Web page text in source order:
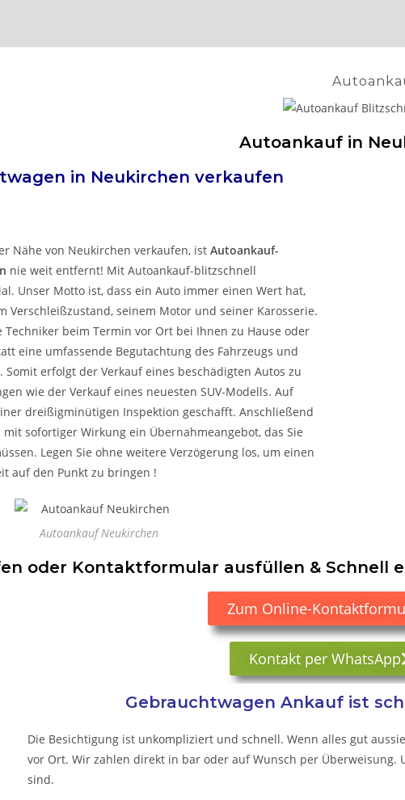
Autoankauf in
in Neukirchen verkaufen
Nähe von Neukirchen verkaufen, ist Autoankauf-
nie weit entfernt! Mit Autoankauf-blitzschnell
Unser Motto ist, dass ein Auto immer einen Wert hat,
Verschleißzustand, seinem Motor und seiner Karosserie.
beim Termin vor Ort bei Ihnen zu Hause oder
eine umfassende Begutachtung des Fahrzeugs und
erfolgt der Verkauf eines beschädigten Autos zu
wie der Verkauf eines neuesten SUV-Modells. Auf
dreißigminütigen Inspektion geschafft. Anschließend
sofortiger Wirkung ein Übernahmeangebot, das Sie
Legen Sie ohne weitere Verzögerung los, um einen
auf den Punkt zu bringen !
Autoankauf Neukirchen
oder Kontaktformular ausfüllen & Schnell
Zum Online-
Kontakt per WhatsApp
Gebrauchtwagen Ankauf ist
Die Besichtigung ist unkompliziert und schnell. Wenn alles gut
vor Ort. Wir zahlen direkt in bar oder auf Wunsch per Überweisung.
sind.